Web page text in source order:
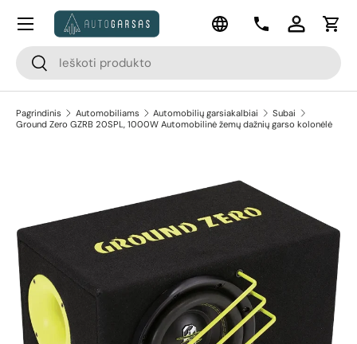
Pereiti prie turinio
Paieška
Paieška
Kalba
KontaktaiPrisijungti
Meniu
Pagrindinis Automobiliams Automobilių garsiakalbiai
Subai
Ground Zero GZRB 20SPL, 1000W Automobilinė žemų dažnių garso kolonėlė